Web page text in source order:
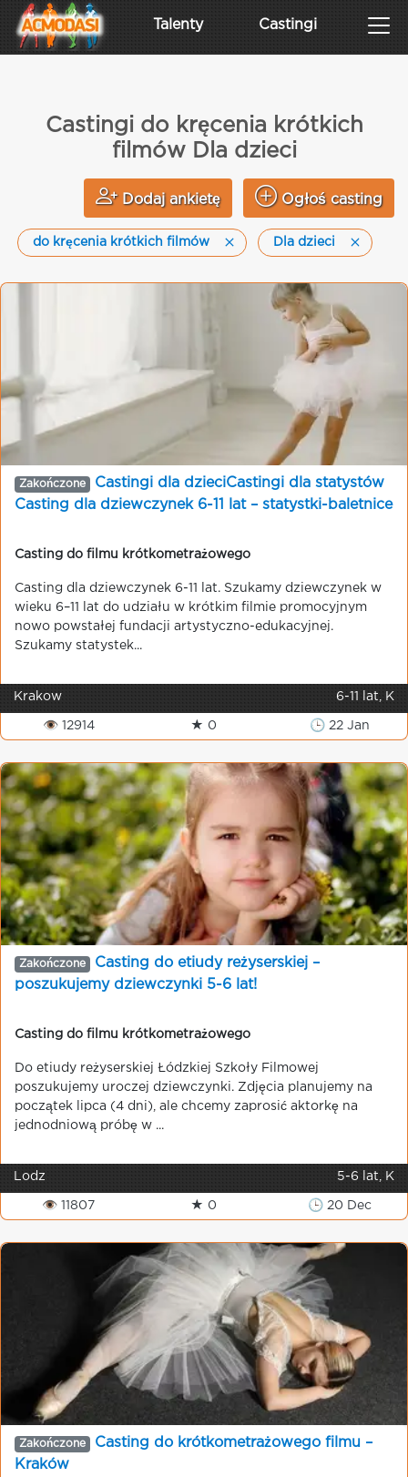
Talenty Castingi
Castingi do kręcenia krótkich
filmów Dla dzieci
Dodaj ankietę Ogłoś casting
do kręcenia krótkich filmów Dla dzieci
Zakończone
Castingi dla dzieciCastingi dla statystów
Casting dla dziewczynek 6-11 lat – statystki-baletnice
Casting do filmu krótkometrażowego
Casting dla dziewczynek 6-11 lat. Szukamy dziewczynek w
wieku 6–11 lat do udziału w krótkim filmie promocyjnym
nowo powstałej fundacji artystyczno-edukacyjnej.
Szukamy statystek...
Krakow 6-11 lat, K
👁 12914 ★ 0 🕒 22 Jan
Zakończone
Casting do etiudy reżyserskiej –
poszukujemy dziewczynki 5-6 lat!
Casting do filmu krótkometrażowego
Do etiudy reżyserskiej Łódzkiej Szkoły Filmowej
poszukujemy uroczej dziewczynki. Zdjęcia planujemy na
początek lipca (4 dni), ale chcemy zaprosić aktorkę na
jednodniową próbę w ...
Lodz 5-6 lat, K
👁 11807 ★ 0 🕒 20 Dec
Zakończone
Casting do krótkometrażowego filmu –
Kraków